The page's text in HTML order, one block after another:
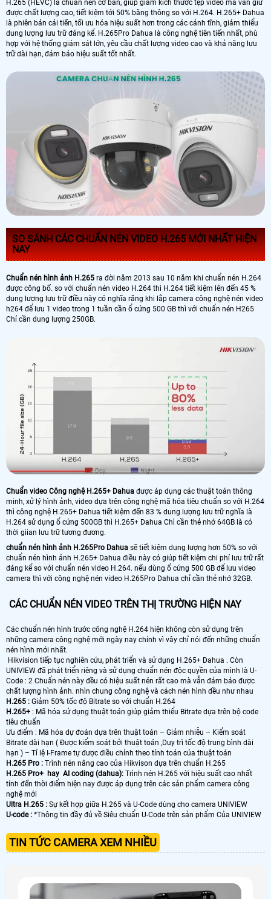
H.265 (HEVC) là chuẩn nén cơ bản, giúp giảm kích thước tệp video mà vẫn giữ
được chất lượng cao, tiết kiệm tới 50% băng thông so với H.264. H.265+ Dahua
là phiên bản cải tiến, tối ưu hóa hiệu suất hơn trong các cảnh tĩnh, giảm thiểu
dung lượng lưu trữ đáng kể. H.265Pro Dahua là công nghệ tiên tiến nhất, phù
hợp với hệ thống giám sát lớn, yêu cầu chất lượng video cao và khả năng lưu
trữ dài hạn, đảm bảo hiệu suất tốt nhất.
SO SÁNH CÁC CHUẨN NÉN VIDEO H.265 MỚI NHẤT HIỆN
NAY
Chuẩn nén hình ảnh H.265 ra đời năm 2013 sau 10 năm khi chuẩn nén H.264
được công bố. so với chuẩn nén video H.264 thì H.264 tiết kiệm lên đến 45 %
dung lượng lưu trữ điều này có nghĩa răng khi lắp camera công nghệ nén video
h264 để lưu 1 video trong 1 tuần cần ổ cứng 500 GB thì với chuẩn nén H265
Chỉ cần dung lượng 250GB.
Chuẩn video Công nghệ H.265+ Dahua được áp dụng các thuật toán thông
minh, xử lý hình ảnh, video dựa trên công nghệ mã hóa tiêu chuẩn so với H.264
thì công nghệ H.265+ Dahua tiết kiệm đến 83 % dung lượng lưu trữ nghĩa là
H.264 sử dụng ổ cứng 500GB thì H.265+ Dahua Chì cần thẻ nhớ 64GB là có
thời giian lưu trữ tương đương.
chuẩn nén hình ảnh H.265Pro Dahua sẽ tiết kiệm dung lượng hơn 50% so với
chuẩn nén hình ảnh H.265+ Dahua điều này có giúp tiết kiệm chi phí lưu trữ rất
đáng kể so với chuẩn nén video H.264. nếu dùng ổ cứng 500 GB để lưu video
camera thì với công nghệ nén video H.265Pro Dahua chỉ cần thẻ nhớ 32GB.
CÁC CHUẨN NÉN VIDEO TRÊN THỊ TRƯỜNG HIỆN NAY
Các chuẩn nén hình trước công nghệ H.264 hiện không còn sử dụng trên
những camera công nghệ mới ngày nay chính vì vây chỉ nói đến những chuẩn
nén hình mới nhất.
Hikvision tiếp tục nghiên cứu, phát triển và sử dụng H.265+ Dahua . Còn
UNIVIEW đã phát triển riêng và sử dụng chuẩn nén độc quyền của mình là U-
Code : 2 Chuẩn nén này đều có hiệu suất nén rất cao mà vẫn đảm bảo được
chất lượng hình ảnh. nhìn chung công nghệ và cách nén hình đều như nhau
H.265 : Giảm 50% tốc độ Bitrate so với chuẩn H.264
H.265+ : Mã hóa sử dụng thuật toán giúp giảm thiểu Bitrate dựa trên bộ code
tiêu chuẩn
Ưu điểm : Mã hóa dự đoán dựa trên thuật toán – Giảm nhiễu – Kiểm soát
Bitrate dài hạn ( Được kiểm soát bởi thuật toán ,Duy trì tốc độ trung bình dài
hạn ) – Tỉ lệ I-Frame tự được điều chỉnh theo tính toán của thuật toán
H.265 Pro : Trình nén nâng cao của Hikvison dựa trên chuẩn H.265
H.265 Pro+ hay AI coding (dahua): Trình nén H.265 với hiệu suất cao nhất
tính đến thời điểm hiện nay được áp dụng trên các sản phẩm camera công
nghệ mới
Ultra H.265 : Sự kết hợp giữa H.265 và U-Code dùng cho camera UNIVIEW
U-code : *Thông tin đầy đủ về Siêu chuẩn U-Code trên sản phẩm Của UNIVIEW
TIN TỨC CAMERA XEM NHIỀU